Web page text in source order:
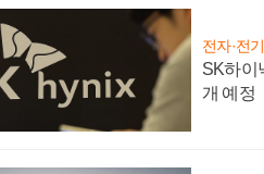
전자·전
SK하이
개 예정